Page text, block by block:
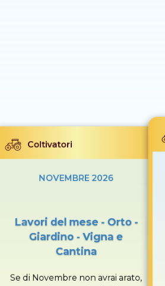
Coltivatori
NOVEMBRE 2026
Lavori del mese - Orto -
Giardino - Vigna e
Cantina
Se di Novembre non avrai arato,